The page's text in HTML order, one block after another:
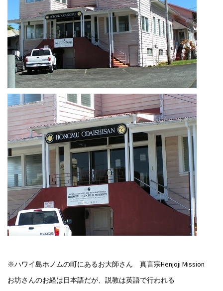
※ハワイ島ホノムの町にあるお大師さん 真言宗Henjoji Mission
お坊さんのお経は日本語だが、説教は英語で行われる